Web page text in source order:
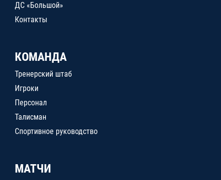
ДС «Большой»
Контакты
КОМАНДА
Тренерский штаб
Игроки
Персонал
Талисман
Спортивное руководство
МАТЧИ